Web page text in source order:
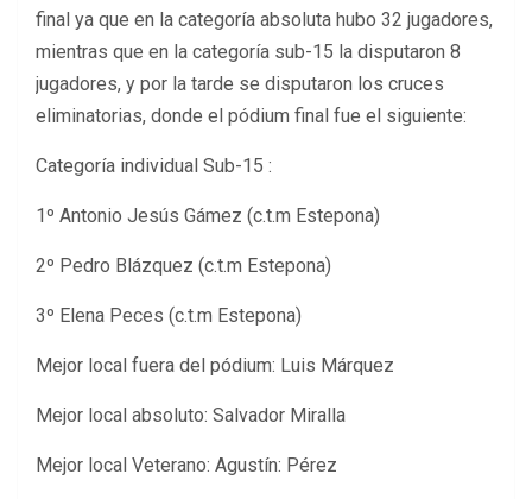
final ya que en la categoría absoluta hubo 32 jugadores,
mientras que en la categoría sub-15 la disputaron 8
jugadores, y por la tarde se disputaron los cruces
eliminatorias, donde el pódium final fue el siguiente:
Categoría individual Sub-15 :
1º Antonio Jesús Gámez (c.t.m Estepona)
2º Pedro Blázquez (c.t.m Estepona)
3º Elena Peces (c.t.m Estepona)
Mejor local fuera del pódium: Luis Márquez
Mejor local absoluto: Salvador Miralla
Mejor local Veterano: Agustín: Pérez